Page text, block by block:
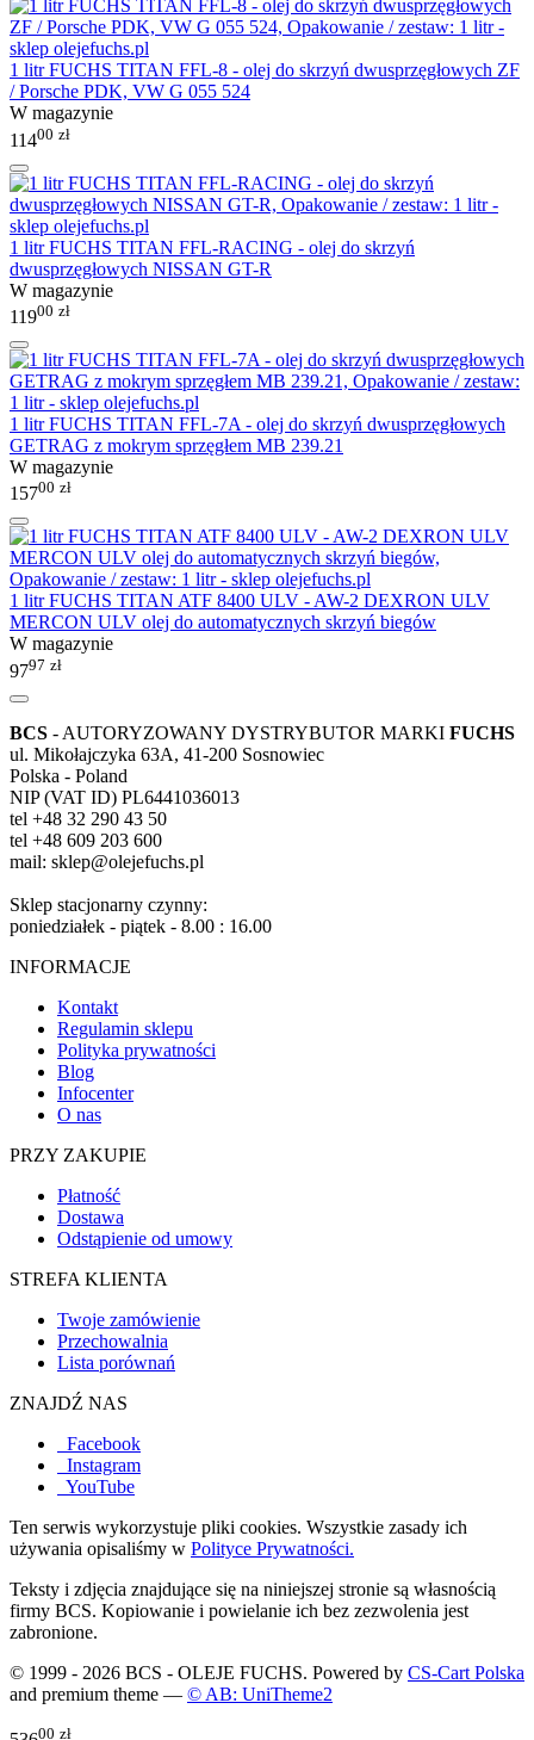
1 litr FUCHS TITAN FFL-8 - olej do skrzyń dwusprzęgłowych ZF
/ Porsche PDK, VW G 055 524
W magazynie
11400 zł
1 litr FUCHS TITAN FFL-RACING - olej do skrzyń
dwusprzęgłowych NISSAN GT-R
W magazynie
11900 zł
1 litr FUCHS TITAN FFL-7A - olej do skrzyń dwusprzęgłowych
GETRAG z mokrym sprzęgłem MB 239.21
W magazynie
15700 zł
1 litr FUCHS TITAN ATF 8400 ULV - AW-2 DEXRON ULV
MERCON ULV olej do automatycznych skrzyń biegów
W magazynie
9797 zł
BCS - AUTORYZOWANY DYSTRYBUTOR MARKI FUCHS
ul. Mikołajczyka 63A, 41-200 Sosnowiec
Polska - Poland
NIP (VAT ID) PL6441036013
tel +48 32 290 43 50
tel +48 609 203 600
mail: sklep@olejefuchs.pl
Sklep stacjonarny czynny:
poniedziałek - piątek - 8.00 : 16.00
INFORMACJE
Kontakt
Regulamin sklepu
Polityka prywatności
Blog
Infocenter
O nas
PRZY ZAKUPIE
Płatność
Dostawa
Odstąpienie od umowy
STREFA KLIENTA
Twoje zamówienie
Przechowalnia
Lista porównań
ZNAJDŹ NAS
Facebook
Instagram
YouTube
Ten serwis wykorzystuje pliki cookies. Wszystkie zasady ich
używania opisaliśmy w Polityce Prywatności.
Teksty i zdjęcia znajdujące się na niniejszej stronie są własnością
firmy BCS. Kopiowanie i powielanie ich bez zezwolenia jest
zabronione.
© 1999 - 2026 BCS - OLEJE FUCHS. Powered by CS-Cart Polska
and premium theme — © AB: UniTheme2
00 zł